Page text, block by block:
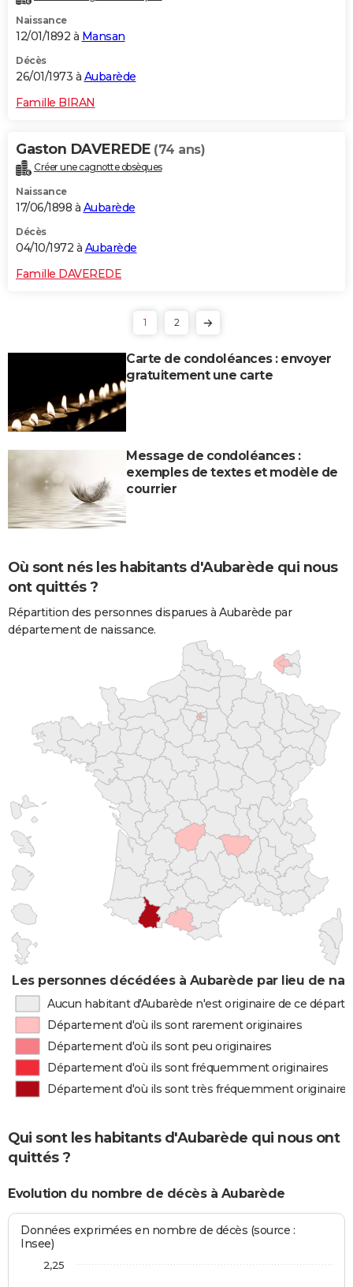
Naissance
12/01/1892 à Mansan
Décès
26/01/1973 à Aubarède
Famille BIRAN
Gaston DAVEREDE (74 ans)
Créer une cagnotte obsèques
Naissance
17/06/1898 à Aubarède
Décès
04/10/1972 à Aubarède
Famille DAVEREDE
1 2
Carte de condoléances : envoyer
gratuitement une carte
Message de condoléances :
exemples de textes et modèle de
courrier
Où sont nés les habitants d'Aubarède qui nous
ont quittés ?
Répartition des personnes disparues à Aubarède par
département de naissance.
Les personnes décédées à Aubarède par lieu de
Aucun habitant d'Aubarède n'est originaire de ce
Département d'où ils sont rarement originaires
Département d'où ils sont peu originaires
Département d'où ils sont fréquemment originaires
Département d'où ils sont très fréquemment originaires
Qui sont les habitants d'Aubarède qui nous ont
quittés ?
Evolution du nombre de décès à Aubarède
Données exprimées en nombre de décès (source :
Insee)
2,25